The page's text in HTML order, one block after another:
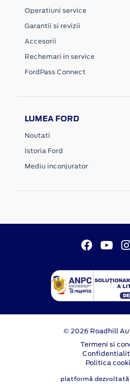
Operatiuni service
Garantii si revizii
Accesorii
Rechemari in service
FordPass Connect
LUMEA FORD
Noutati
Istoria Ford
Mediu inconjurator
© 2026 Roadhill
Termeni si
Politica
platformă dezvoltată